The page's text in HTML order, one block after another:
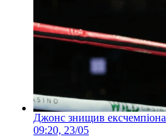
Джонс знищив ексчемпіона
09:20, 23/05